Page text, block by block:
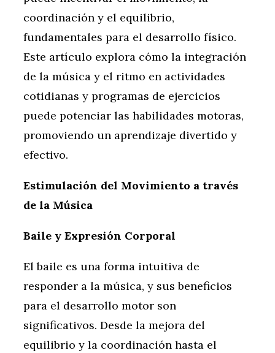
coordinación y el equilibrio,
fundamentales para el desarrollo físico.
Este artículo explora cómo la integración
de la música y el ritmo en actividades
cotidianas y programas de ejercicios
puede potenciar las habilidades motoras,
promoviendo un aprendizaje divertido y
efectivo.
Estimulación del Movimiento a través
de la Música
Baile y Expresión Corporal
El baile es una forma intuitiva de
responder a la música, y sus beneficios
para el desarrollo motor son
significativos. Desde la mejora del
equilibrio y la coordinación hasta el